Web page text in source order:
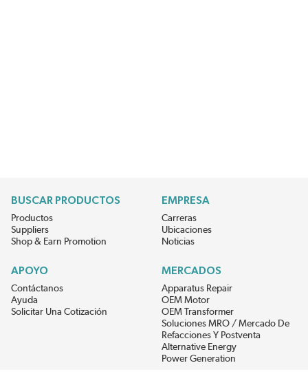
BUSCAR PRODUCTOS
Productos
Suppliers
Shop & Earn Promotion
EMPRESA
Carreras
Ubicaciones
Noticias
APOYO
Contáctanos
Ayuda
Solicitar Una Cotización
MERCADOS
Apparatus Repair
OEM Motor
OEM Transformer
Soluciones MRO / Mercado De
Refacciones Y Postventa
Alternative Energy
Power Generation